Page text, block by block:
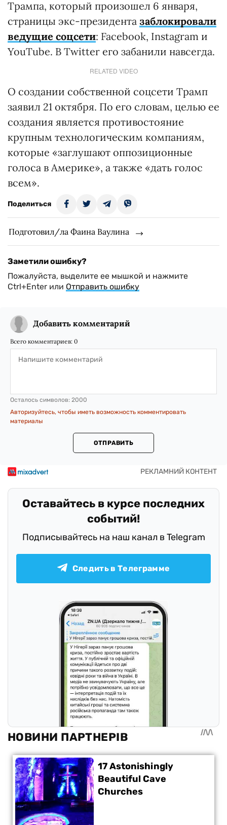
Трампа, который произошел 6 января,
страницы экс-президента заблокировали
ведущие соцсети: Facebook, Instagram и
YouTube. В Twitter его забанили навсегда.
RELATED VIDEO
О создании собственной соцсети Трамп
заявил 21 октября. По его словам, целью ее
создания является противостояние
крупным технологическим компаниям,
которые «заглушают оппозиционные
голоса в Америке», а также «дать голос
всем».
Поделиться
Подготовил/ла Фаина Ваулина
Заметили ошибку?
Пожалуйста, выделите ее мышкой и нажмите
Ctrl+Enter или Отправить ошибку
Добавить комментарий
Всего комментариев: 0
Осталось символов: 2000
Авторизуйтесь, чтобы иметь возможность комментировать
материалы
ОТПРАВИТЬ
Оставайтесь в курсе последних
событий!
Подписывайтесь на наш канал в Telegram
Следить в Телеграмме